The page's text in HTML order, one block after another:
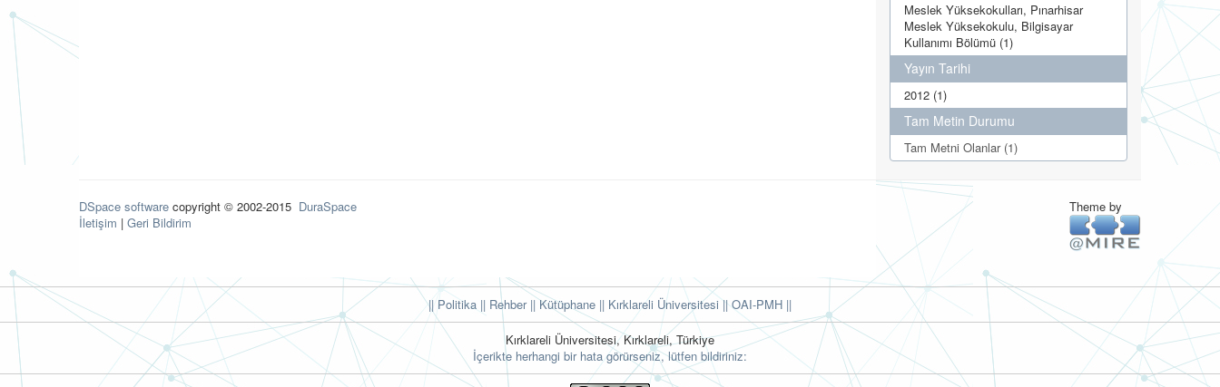
Meslek Yüksekokulları, Pınarhisar
Meslek Yüksekokulu, Bilgisayar
Kullanımı Bölümü (1)
Yayın Tarihi
2012 (1)
Tam Metin Durumu
Tam Metni Olanlar (1)
DSpace software copyright © 2002-2015 DuraSpace
İletişim | Geri Bildirim
Theme by
|| Politika || Rehber|| Kütüphane || Kırklareli Üniversitesi ||OAI-PMH ||
Kırklareli Üniversitesi, Kırklareli, Türkiye
İçerikte herhangi bir hata görürseniz, lütfen bildiriniz: